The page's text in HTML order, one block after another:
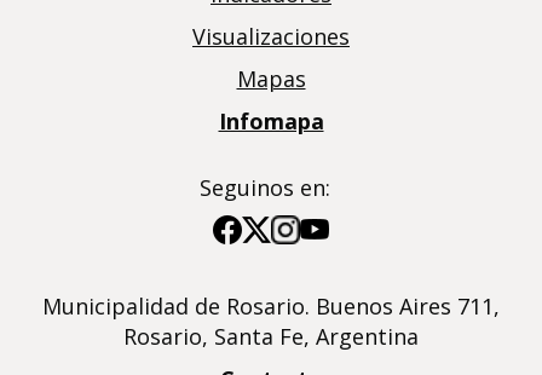
Visualizaciones
Mapas
Infomapa
Seguinos en:
Imagen
Imagen
Imagen
Imagen
Municipalidad de Rosario. Buenos Aires 711,
Rosario, Santa Fe, Argentina